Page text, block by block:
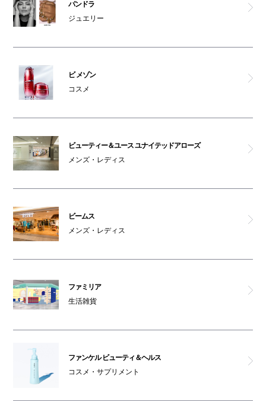
パンドラ
ジュエリー
ビ メゾン
コスメ
ビューティー＆ユース ユナイテッドアローズ
メンズ・レディス
ビームス
メンズ・レディス
ファミリア
生活雑貨
ファンケル ビューティ＆ヘルス
コスメ・サプリメント